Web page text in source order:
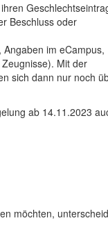
Beschluss oder
im eCampus,
Mit der
sich dann nur noch
ab 14.11.2023
möchten,